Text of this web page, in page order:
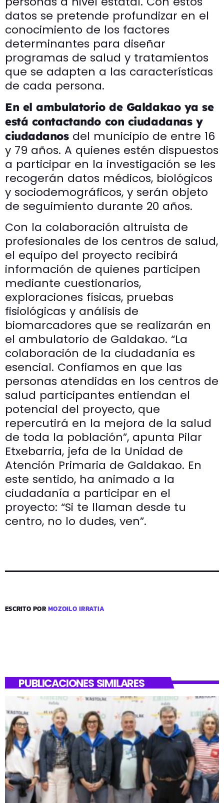
datos se pretende profundizar en el
conocimiento de los factores
determinantes para diseñar
programas de salud y tratamientos
que se adapten a las características
de cada persona.
En el ambulatorio de Galdakao ya se
está contactando con ciudadanas y
ciudadanosdel municipio de entre 16
y 79 años. A quienes estén dispuestos
a participar en la investigación se les
recogerán datos médicos, biológicos
y sociodemográficos, y serán objeto
de seguimiento durante 20 años.
Con la colaboración altruista de
profesionales de los centros de salud,
el equipo del proyecto recibirá
información de quienes participen
mediante cuestionarios,
exploraciones físicas, pruebas
fisiológicas y análisis de
biomarcadores que se realizarán en
el ambulatorio de Galdakao. “La
colaboración de la ciudadanía es
esencial. Confiamos en que las
personas atendidas en los centros de
salud participantes entiendan el
potencial del proyecto, que
repercutirá en la mejora de la salud
de toda la población”, apunta Pilar
Etxebarria, jefa de la Unidad de
Atención Primaria de Galdakao. En
este sentido, ha animado a la
ciudadanía a participar en el
proyecto: “Si te llaman desde tu
centro, no lo dudes, ven”.
ESCRITO PORMOZOILO IRRATIA
PUBLICACIONES SIMILARES